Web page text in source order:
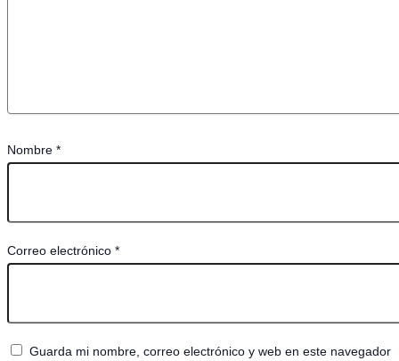
Nombre *
Correo electrónico *
Guarda mi nombre, correo electrónico y web en este navegador